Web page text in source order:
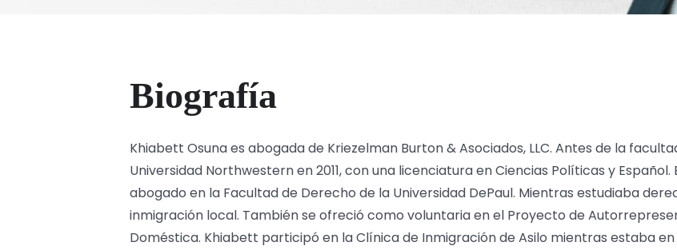
Biografía
Khiabett Osuna es abogada de Kriezelman Burton & Asociados, LLC. Antes de la
Universidad Northwestern en 2011, con una licenciatura en Ciencias Políticas y
abogado en la Facultad de Derecho de la Universidad DePaul. Mientras estudiaba
inmigración local. También se ofreció como voluntaria en el Proyecto de
Doméstica. Khiabett participó en la Clínica de Inmigración de Asilo mientras estaba